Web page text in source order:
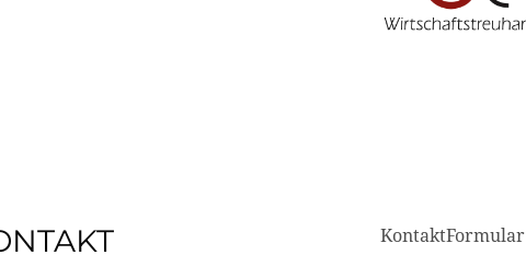
KontaktFormular